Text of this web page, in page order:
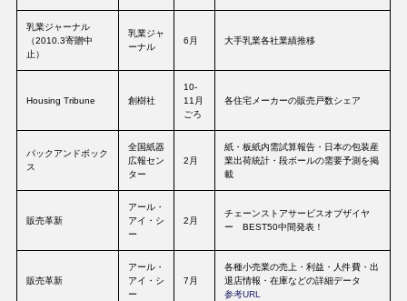
乳業ジャーナル
（2010.3寄贈中
止）
乳業ジャ
ーナル
6月 大手乳業各社業績推移
Housing Tribune 創樹社
10-
11月
ごろ
各住宅メーカーの販売戸数シェア
パックアンドボック
ス
全国紙器
広報セン
ター
2月
紙・板紙内需試算報告・日本の包装産
業出荷統計・段ボールの需要予測を掲
載
販売革新
アール・
アイ・シ
ー
2月
チェーンストアサービスオブザイヤ
ー BEST50中間発表！
販売革新
アール・
アイ・シ
ー
7月
各種小売業の売上・利益・人件費・出
退店情報・在庫などの詳細データ
参考URL